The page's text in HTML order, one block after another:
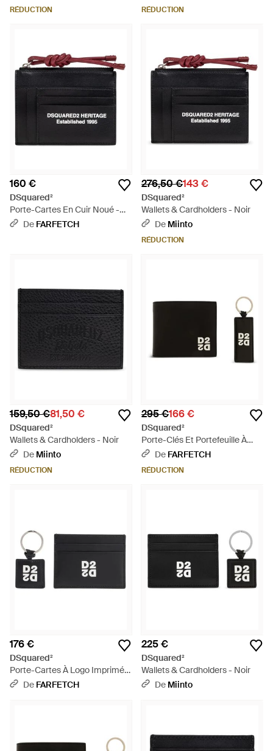
RÉDUCTION RÉDUCTION
160 €
DSquared²
Porte-Cartes En Cuir Noué -
NoirDe FARFETCH
276,50 €143 €
DSquared²
Wallets & Cardholders - Noir
De Miinto
RÉDUCTION
159,50 €81,50 €
DSquared²
Wallets & Cardholders - Noir
De Miinto
RÉDUCTION
295 €166 €
DSquared²
Porte-Clés Et Portefeuille À
Logo Imprimé - Noir
De FARFETCH
RÉDUCTION
176 €
DSquared²
Porte-Cartes À Logo Imprimé -
NoirDe FARFETCH
225 €
DSquared²
Wallets & Cardholders - Noir
De Miinto